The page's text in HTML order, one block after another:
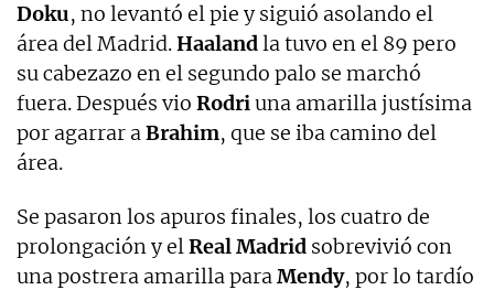
Doku, no levantó el pie y siguió asolando el
área del Madrid.Haalandla tuvo en el 89 pero
su cabezazo en el segundo palo se marchó
fuera. Después vio Rodriuna amarilla justísima
por agarrar aBrahim, que se iba camino del
área.
Se pasaron los apuros finales, los cuatro de
prolongación y elReal Madrid sobrevivió con
una postrera amarilla paraMendy, por lo tardío